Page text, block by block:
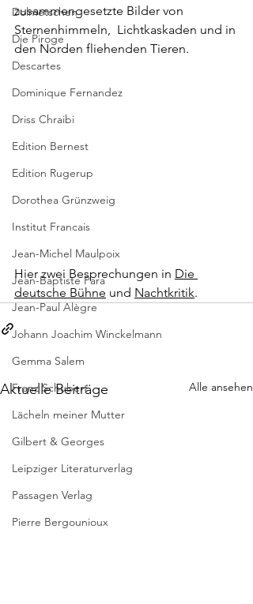
Dolmetschen
Die Piroge
Descartes
Dominique Fernandez
Driss Chraibi
Edition Bernest
Edition Rugerup
Dorothea Grünzweig
Institut Francais
Jean-Michel Maulpoix
Jean-Baptiste Para
Jean-Paul Alègre
Johann Joachim Winckelmann
Gemma Salem
Franz Schubert
Lächeln meiner Mutter
Gilbert & Georges
Leipziger Literaturverlag
Passagen Verlag
Pierre Bergounioux
zusammengesetzte Bilder von
Sternenhimmeln,  Lichtkaskaden und in
den Norden fliehenden Tieren.
Hier zwei Besprechungen in Die
deutsche Bühne und Nachtkritik.
Aktuelle Beiträge Alle ansehen